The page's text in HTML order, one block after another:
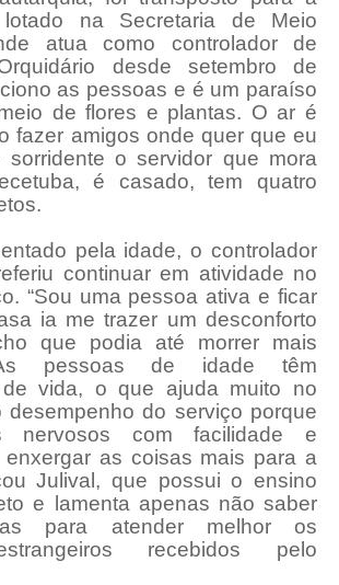
na Secretaria de Meio
atua como controlador de
desde setembro de
as pessoas e é um paraíso
de flores e plantas. O ar é
fazer amigos onde quer que eu
sorridente o servidor que mora
é casado, tem quatro
pela idade, o controlador
continuar em atividade no
“Sou uma pessoa ativa e ficar
ia me trazer um desconforto
que podia até morrer mais
pessoas de idade têm
de vida, o que ajuda muito no
do serviço porque
nervosos com facilidade e
enxergar as coisas mais para a
Julival, que possui o ensino
e lamenta apenas não saber
para atender melhor os
recebidos pelo